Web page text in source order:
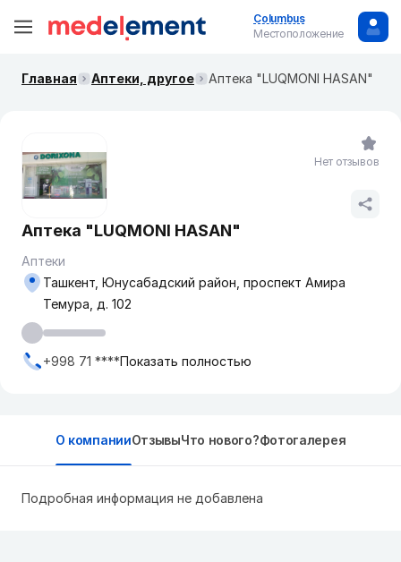
Columbus
Местоположение
Главная Аптеки, другое Аптека "LUQMONI HASAN"
Аптека "LUQMONI HASAN"
Аптеки
Ташкент, Юнусабадский район, проспект Амира
Темура, д. 102
+998 71 ****Показать полностью
Нет отзывов
О компанииОтзывыЧто нового?Фотогалерея
Подробная информация не добавлена